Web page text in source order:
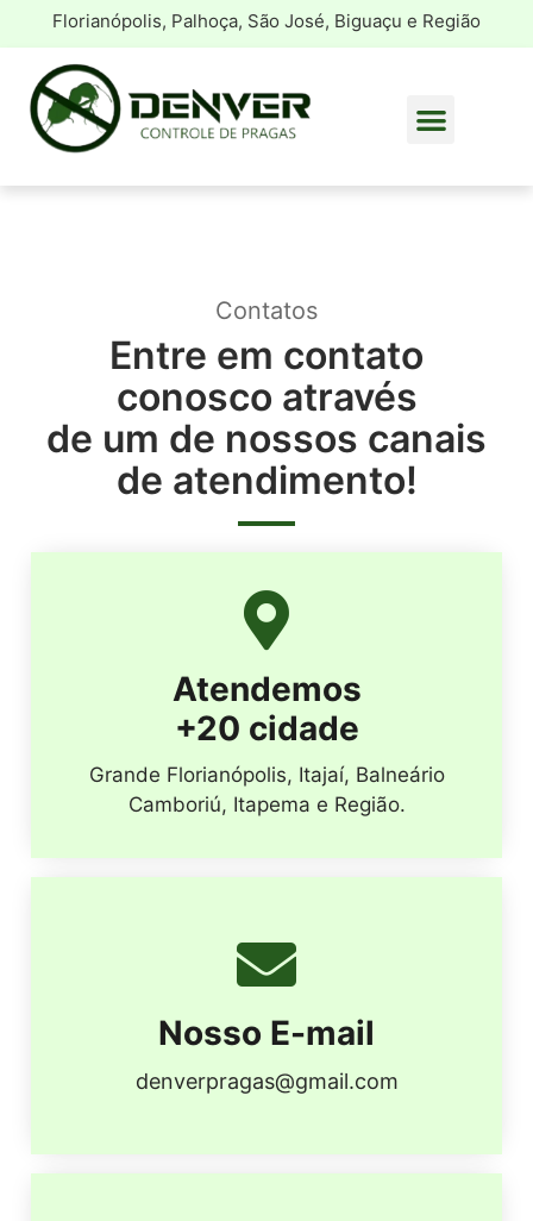
Florianópolis, Palhoça, São José, Biguaçu e Região
Contatos
Entre em contato
conosco através
de um de nossos canais
de atendimento!
Atendemos
+20 cidade
Grande Florianópolis, Itajaí, Balneário
Camboriú, Itapema e Região.
Nosso E-mail
denverpragas@gmail.com